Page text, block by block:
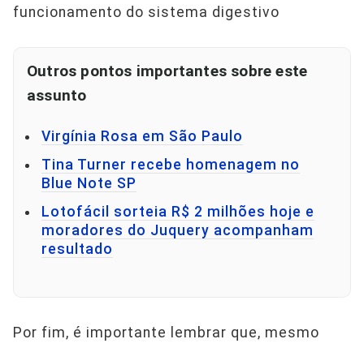
funcionamento do sistema digestivo
Outros pontos importantes sobre este
assunto
Virgínia Rosa em São Paulo
Tina Turner recebe homenagem no
Blue Note SP
Lotofácil sorteia R$ 2 milhões hoje e
moradores do Juquery acompanham
resultado
Por fim, é importante lembrar que, mesmo